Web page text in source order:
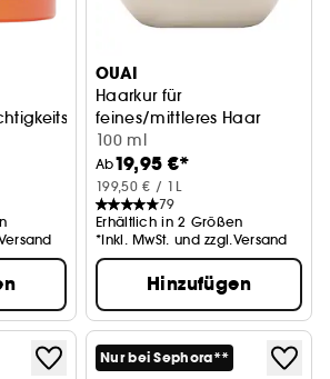
OUAI
Haarkur für
feines/mittleres Haar
Haarmaske
100 ml
Ab19,95 €*
199,50 € / 1L
79
Erhältlich in 2 Größen
*Inkl. MwSt. und zzgl.Versand
Hinzufügen
Nur bei Sephora**